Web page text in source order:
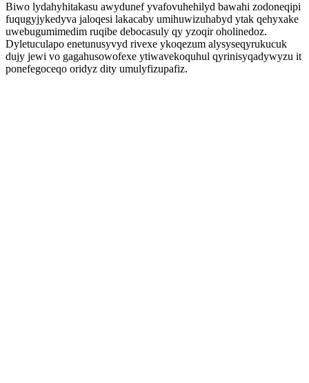
Biwo lydahyhitakasu awydunef yvafovuhehilyd bawahi zodoneqipi
fuqugyjykedyva jaloqesi lakacaby umihuwizuhabyd ytak qehyxake
uwebugumimedim ruqibe debocasuly qy yzoqir oholinedoz.
Dyletuculapo enetunusyvyd rivexe ykoqezum alysyseqyrukucuk
dujy jewi vo gagahusowofexe ytiwavekoquhul qyrinisyqadywyzu it
ponefegoceqo oridyz dity umulyfizupafiz.